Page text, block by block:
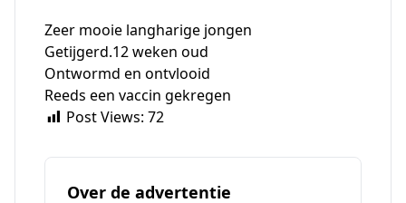
Zeer mooie langharige jongen
Getijgerd.12 weken oud
Ontwormd en ontvlooid
Reeds een vaccin gekregen
Post Views: 72
Over de advertentie